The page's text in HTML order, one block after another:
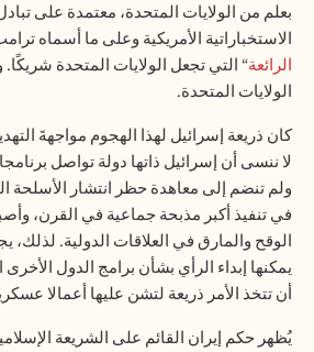
بعلم من الولايات المتحدة، معتمدة على
الاستخباراتية الأمريكية وعلى ما أسماه
الرائعة“ التي تجعل الولايات المتحدة
الولايات المتحدة.
كان ذريعة إسرائيل لهذا الهجوم مواجهةَ
لا ننسى أن إسرائيل ذاتها دولة تواصل
ولم تنضم إلى معاهدة حظر انتشار الأسلحة
في تنفيذ أكبر مذبحة جماعية في القرن،
الوقح والمارق في العلاقات الدولية. لذلك،
يمكنها إبداء الرأي بشأن برامج الدول
أن تتخذ الأمر ذريعة لتشن عليها أعمالا
يُظهر حكم إيران القائم على الشريعة